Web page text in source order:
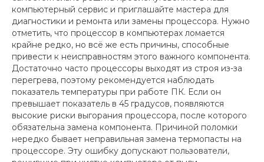
компьютерный сервис и приглашайте мастера для
диагностики и ремонта или замены процессора. Нужно
отметить, что процессор в компьютерах ломается
крайне редко, но всё же есть причины, способные
привести к неисправностям этого важного компонента.
Достаточно часто процессоры выходят из строя из-за
перегрева, поэтому рекомендуется наблюдать
показатель температуры при работе ПК. Если он
превышает показатель в 45 градусов, появляются
высокие риски выгорания процессора, после которого
обязательна замена компонента. Причиной поломки
нередко бывает неправильная замена термопасты на
процессоре. Эту ошибку допускают пользователи,